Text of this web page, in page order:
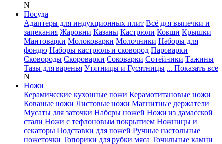
N
Посуда
Адаптеры для индукционных плит Всё для выпечки и
запекания Жаровни Казаны Кастрюли Ковши Крышки
Мантоварки Молоковарки Молочники Наборы для
фондю Наборы кастрюль и сковород Пароварки
Сковороды Скороварки Соковарки Сотейники Тажины
Тазы для варенья Утятницы и Гусятницы ... Показать все
N
Ножи
Керамические кухонные ножи Керамотитановые ножи
Кованые ножи Листовые ножи Магнитные держатели
Мусаты для заточки Наборы ножей Ножи из дамасской
стали Ножи с тефлоновым покрытием Ножницы и
секаторы Подставки для ножей Ручные настольные
ножеточки Топорики для рубки мяса Точильные камни